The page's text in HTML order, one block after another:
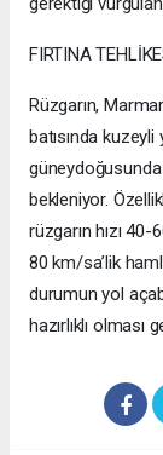
FIRTINA
Rüzgarın,
batısında
bekleniyor.
rüzgarın hızı
80 km/sa’lik
durumun yol
hazırlıklı olması